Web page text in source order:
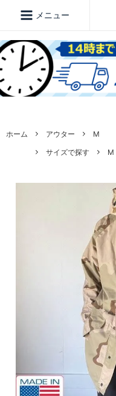
メニュー
ホーム アウター
M
サイズで探す
M